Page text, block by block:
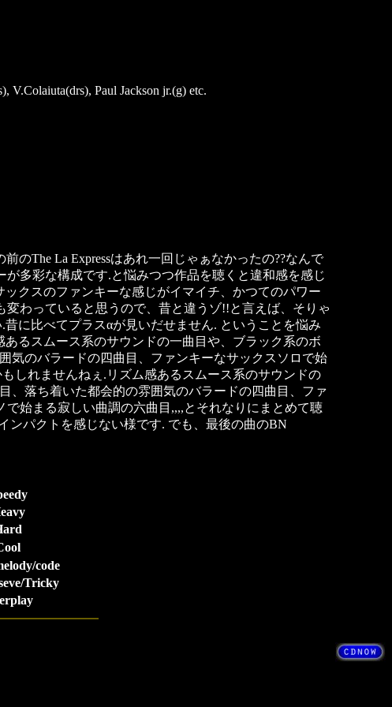
V.Colaiuta(drs), Paul Jackson jr.(g) etc.
のThe La Expressはあれ一回じゃぁなかったの??なんで
が多彩な構成です.と悩みつつ作品を聴くと違和感を感じ
クスのファンキーな感じがイマイチ、かつてのパワー
変わっていると思うので、昔と違うゾ!!と言えば、そりゃ
に比べてプラスαが見いだせません. ということを悩み
るスムース系のサウンドの一曲目や、ブラック系のボ
気のバラードの四曲目、ファンキーなサックスソロで始
しれませんねぇ.リズム感あるスムース系のサウンドの
、落ち着いた都会的の雰囲気のバラードの四曲目、ファ
始まる寂しい曲調の六曲目,,,,とそれなりにまとめて聴
ンパクトを感じない様です. でも、最後の曲のBN
code
Tricky